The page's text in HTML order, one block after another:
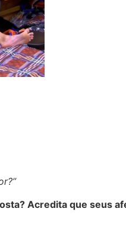
Acredita que seus